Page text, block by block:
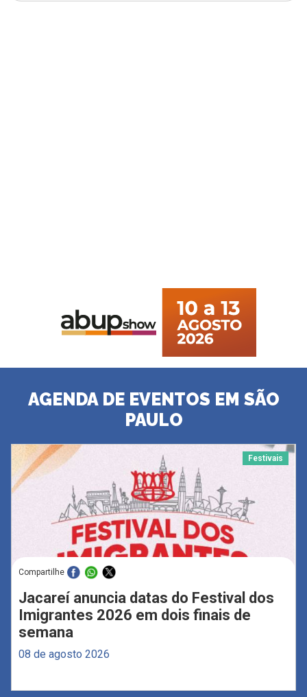
AGENDA DE EVENTOS EM SÃO
PAULO
Festivais
Compartilhe
Jacareí anuncia datas do Festival dos
Imigrantes 2026 em dois finais de
semana
08 de agosto 2026